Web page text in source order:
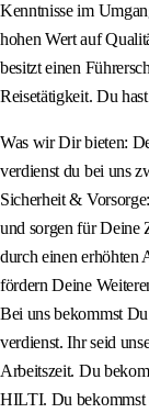
Kenntnisse im
hohen Wert auf
besitzt einen
Reisetätigkeit. Du
Was wir Dir bieten:
verdienst du bei uns
Sicherheit &
und sorgen für
durch einen erhöhten
fördern Deine
Bei uns bekommst
verdienst. Ihr seid
Arbeitszeit. Du
HILTI. Du bekommst